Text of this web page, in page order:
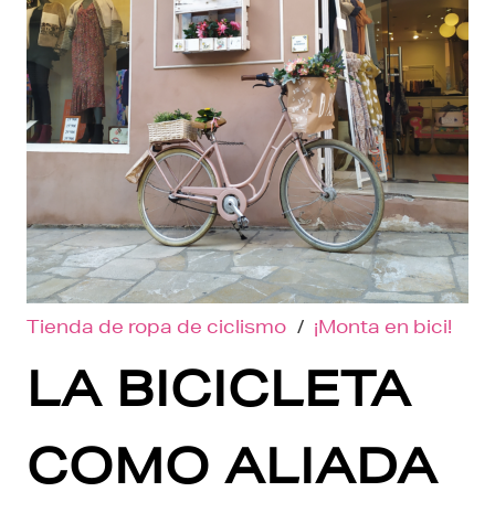
Tienda de ropa de ciclismo / ¡Monta en bici!
LA BICICLETA
COMO ALIADA